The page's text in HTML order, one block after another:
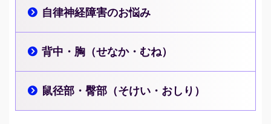
自律神経障害のお悩み
背中・胸（せなか・むね）
鼠径部・臀部（そけい・おしり）